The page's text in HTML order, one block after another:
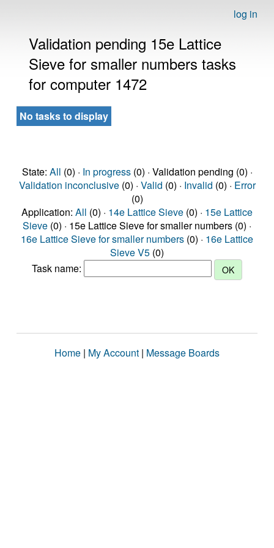
log in
Validation pending 15e Lattice
Sieve for smaller numbers tasks
for computer 1472
No tasks to display
State: All (0) · In progress(0) · Validation pending (0) ·
Validation inconclusive(0) · Valid (0) · Invalid (0) · Error
(0)
Application: All (0) · 14e Lattice Sieve (0) · 15e Lattice
Sieve (0) · 15e Lattice Sieve for smaller numbers (0) ·
16e Lattice Sieve for smaller numbers (0) · 16e Lattice
Sieve V5 (0)
Task name:
Home | My Account | Message Boards